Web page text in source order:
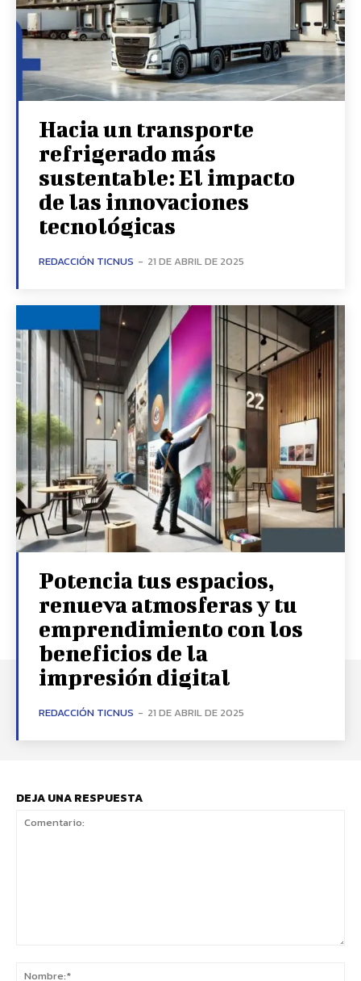
Hacia un transporte
refrigerado más
sustentable: El impacto
de las innovaciones
tecnológicas
REDACCIÓN TICNUS - 21 DE ABRIL DE 2025
Potencia tus espacios,
renueva atmosferas y tu
emprendimiento con los
beneficios de la
impresión digital
REDACCIÓN TICNUS - 21 DE ABRIL DE 2025
DEJA UNA RESPUESTA